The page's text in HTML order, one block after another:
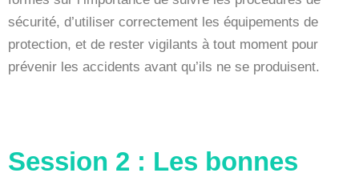
sécurité, d’utiliser correctement les équipements de
protection, et de rester vigilants à tout moment pour
prévenir les accidents avant qu’ils ne se produisent.
Session 2 : Les bonnes